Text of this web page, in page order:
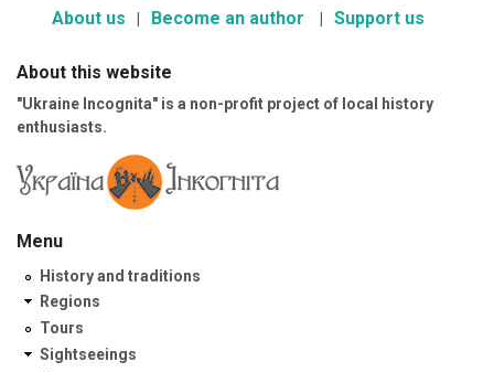
About us Become an author Support us
About this website
"Ukraine Incognita" is a non-profit project of local history
enthusiasts.
Menu
History and traditions
Regions
Tours
Sightseeings